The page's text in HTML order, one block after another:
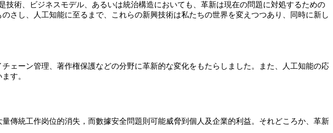
術、ビジネスモデル、あるいは統治構造においても、革新は現在の問題に対処するための
さし、人工知能に至るまで、これらの新興技術は私たちの世界を変えつつあり、同時に新し
ェーン管理、著作権保護などの分野に革新的な変化をもたらしました。また、人工知能の応
す。
傳統工作岗位的消失，而數據安全問題則可能威脅到個人及企業的利益。それどころか、革新